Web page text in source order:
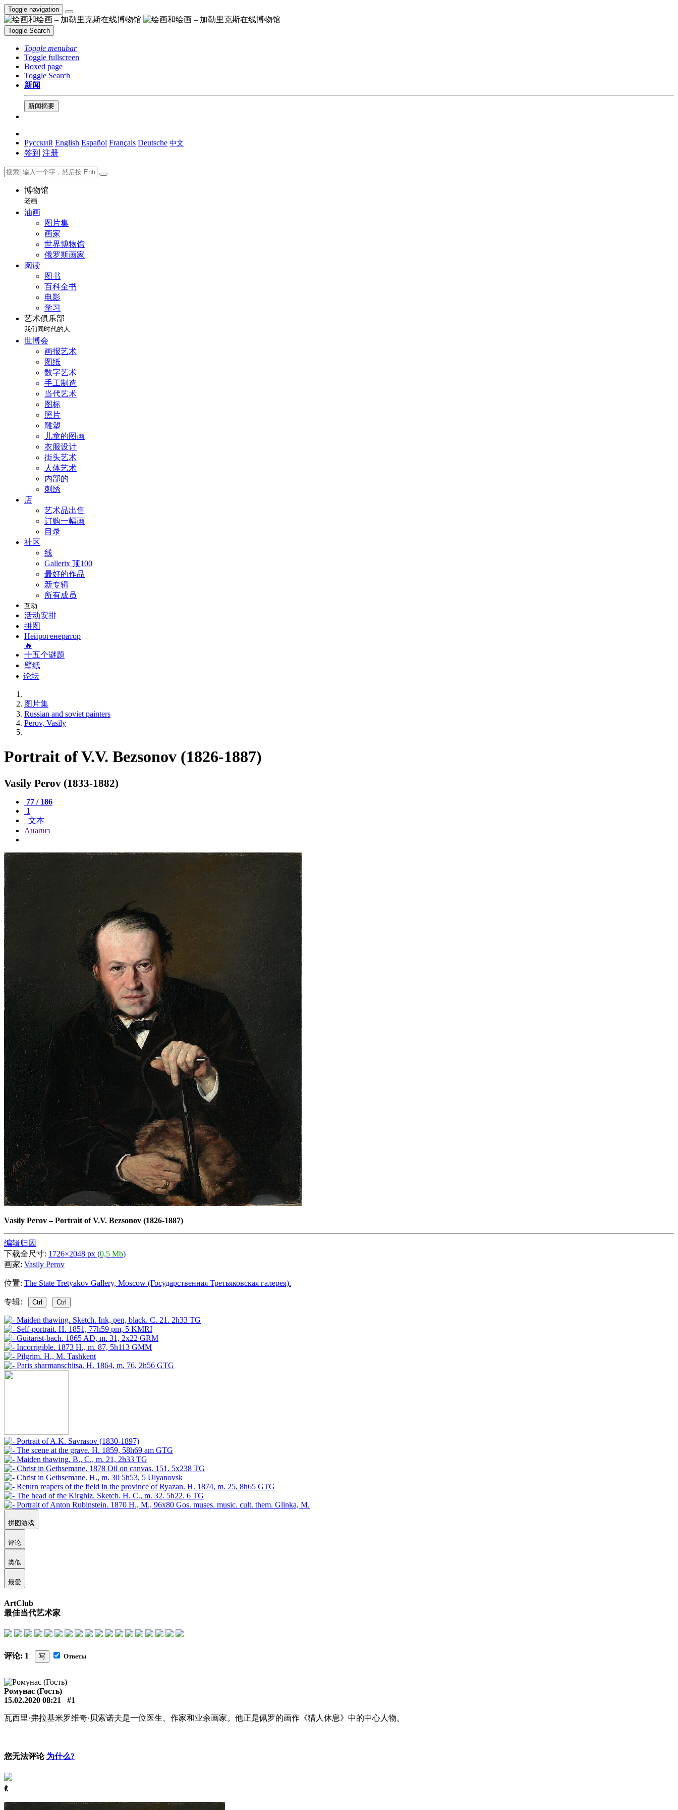
Toggle navigation
Toggle Search
Toggle menubar
Toggle fullscreen
Boxed page
Toggle Search
新闻
新闻摘要
Русский English Español Français Deutsche 中文
签到 注册
博物馆
老画
油画
图片集
画家
世界博物馆
俄罗斯画家
阅读
图书
百科全书
电影
学习
艺术俱乐部
我们同时代的人
世博会
画报艺术
图纸
数字艺术
手工制造
当代艺术
图标
照片
雕塑
儿童的图画
衣服设计
街头艺术
人体艺术
内部的
刺绣
店
艺术品出售
订购一幅画
目录
社区
线
Gallerix 顶100
最好的作品
新专辑
所有成员
互动
活动安排
拼图
Нейрогенератор
🔥
十五个谜题
壁纸
论坛
图片集
Russian and soviet painters
Perov, Vasily
Portrait of V.V. Bezsonov (1826-1887)
Vasily Perov (1833-1882)
77 / 186
1
文本
Анализ
Vasily Perov–Portrait of V.V. Bezsonov (1826-1887)
编辑归因
下载全尺寸: 1726×2048 px (0,5 Mb)
画家: Vasily Perov
位置: The State Tretyakov Gallery, Moscow (Государственная Третьяковская галерея).
专辑: Ctrl Ctrl
拼图游戏
评论
类似
最爱
ArtClub
最佳当代艺术家
评论: 1 写 Ответы
Ромунас (Гость)
15.02.2020 08:21
#1
瓦西里·弗拉基米罗维奇·贝索诺夫是一位医生、作家和业余画家。他正是佩罗的画作《猎人休息》中的中心人物。
您无法评论 为什么?
ꈅ